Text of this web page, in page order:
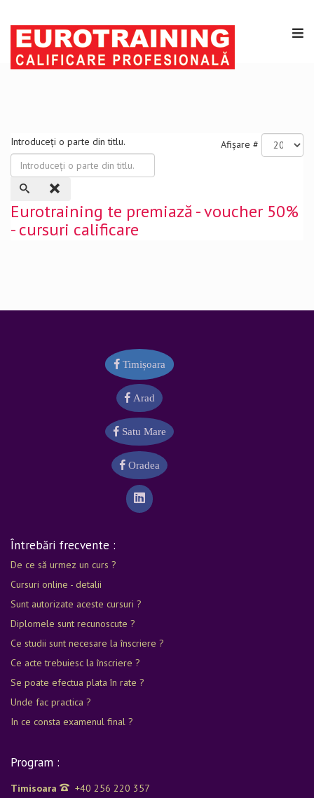
Introduceți o parte din titlu. Afișare #
Eurotraining te premiază - voucher 50%
- cursuri calificare
Timișoara
Arad
Satu Mare
Oradea
Întrebări frecvente :
De ce să urmez un curs ?
Cursuri online - detalii
Sunt autorizate aceste cursuri ?
Diplomele sunt recunoscute ?
Ce studii sunt necesare la înscriere ?
Ce acte trebuiesc la înscriere ?
Se poate efectua plata în rate ?
Unde fac practica ?
In ce consta examenul final ?
Program :
Timisoara
+40 256 220 357